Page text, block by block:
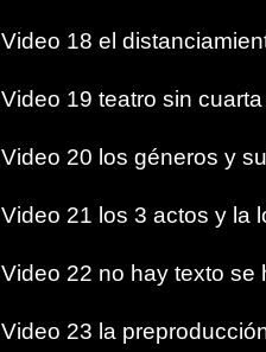
Video 18 el
Video 19 teatro sin
Video 20 los géneros y
Video 21 los 3 actos y la
Video 22 no hay texto se
Video 23 la